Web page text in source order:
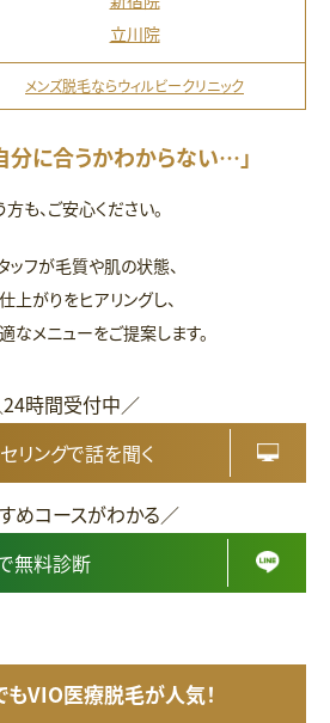
立川院
メンズ脱毛ならウィルビークリニック
分に合うかわからない…」
方も、ご安心ください。
ッフが毛質や肌の状態、
上がりをヒアリングし、
なメニューをご提案します。
時間受付中／
リングで話を聞く
めコースがわかる／
無料診断
VIO医療脱毛が人気！